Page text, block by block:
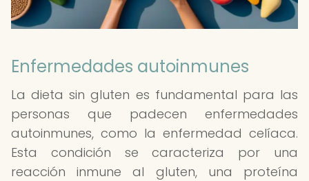
Enfermedades autoinmunes
La dieta sin gluten es fundamental para las
personas que padecen enfermedades
autoinmunes, como la enfermedad celíaca.
Esta condición se caracteriza por una
reacción inmune al gluten, una proteína